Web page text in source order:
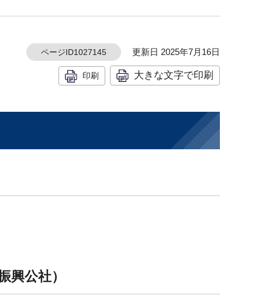
ページID1027145 更新日 2025年7月16日
印刷 大きな文字で印刷
興公社）